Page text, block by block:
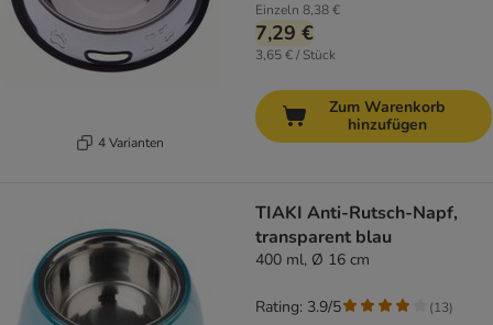
4 Varianten
Einzeln 8,38 €
7,29 €
3,65 € / Stück
Zum Warenkorb
hinzufügen
TIAKI Anti-Rutsch-Napf,
transparent blau
400 ml, Ø 16 cm
Rating: 3.9/5 (13)